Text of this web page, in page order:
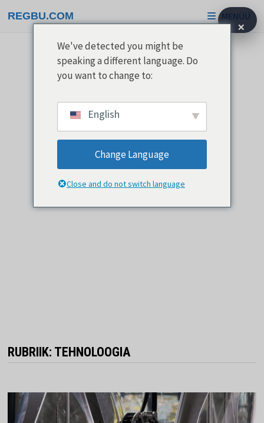
to
REGBU.COM MENÜÜ
RUBRIIK: TEHNOLOOGIA
×
We've detected you might be
speaking a different language. Do
you want to change to:
English
Change Language
Close and do not switch language